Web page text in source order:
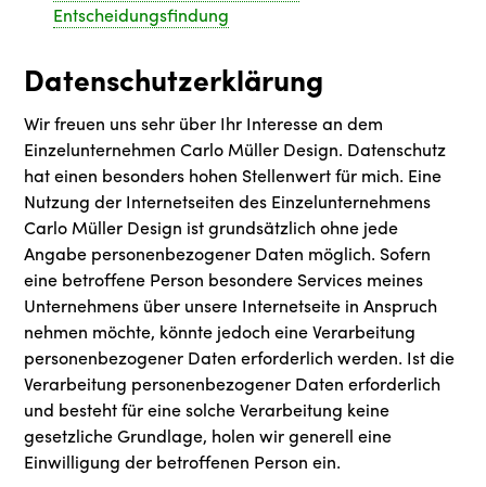
Entscheidungsfindung
Datenschutzerklärung
Wir freuen uns sehr über Ihr Interesse an dem
Einzelunternehmen Carlo Müller Design. Datenschutz
hat einen besonders hohen Stellenwert für mich. Eine
Nutzung der Internetseiten des Einzelunternehmens
Carlo Müller Design ist grundsätzlich ohne jede
Angabe personenbezogener Daten möglich. Sofern
eine betroffene Person besondere Services meines
Unternehmens über unsere Internetseite in Anspruch
nehmen möchte, könnte jedoch eine Verarbeitung
personenbezogener Daten erforderlich werden. Ist die
Verarbeitung personenbezogener Daten erforderlich
und besteht für eine solche Verarbeitung keine
gesetzliche Grundlage, holen wir generell eine
Einwilligung der betroffenen Person ein.